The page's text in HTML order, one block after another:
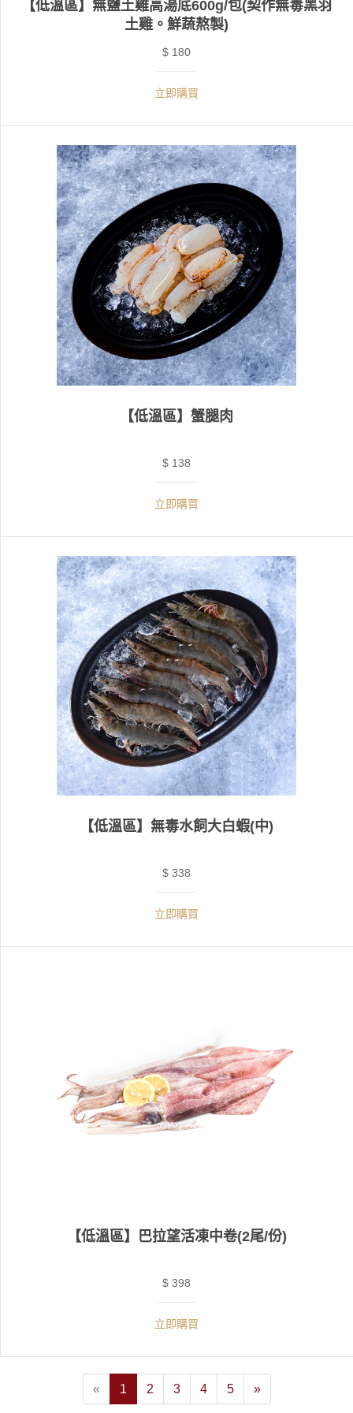
【低溫區】無鹽土雞高湯底600g/包(契作無毒黑羽
土雞。鮮蔬熬製)
$ 180
立即購買
【低溫區】蟹腿肉
$ 138
立即購買
【低溫區】無毒水飼大白蝦(中)
$ 338
立即購買
【低溫區】巴拉望活凍中卷(2尾/份)
$ 398
立即購買
« 1 2 3 4 5 »